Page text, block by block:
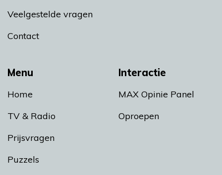
Menu
Home
TV & Radio
Prijsvragen
Puzzels
Interactie
MAX Opinie Panel
Oproepen
Veelgestelde vragen
Contact